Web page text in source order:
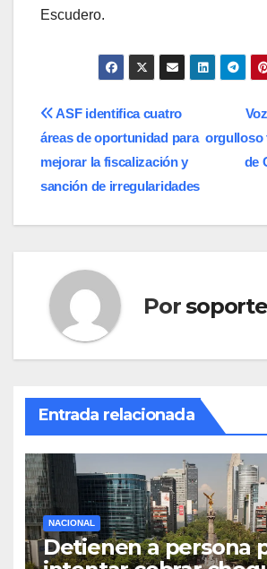
Escudero.
Navegación
de
entradas
orgulloso
de
ASF identifica cuatro
áreas de oportunidad para
mejorar la fiscalización y
sanción de irregularidades
Por
Entrada relacionada
NACIONAL
Detienen a persona